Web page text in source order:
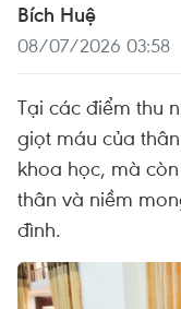
Bích Huệ
08/07/2026 03:58
Tại các điểm thu
giọt máu của
khoa học, mà
thân và niềm
đình.